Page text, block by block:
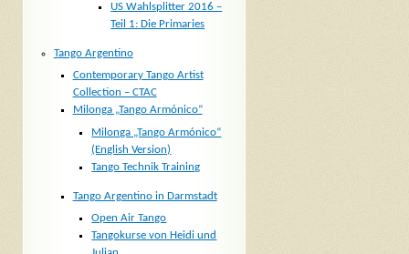
US Wahlsplitter 2016 –
Teil 1: Die Primaries
Tango Argentino
Contemporary Tango Artist
Collection – CTAC
Milonga „Tango Armónico“
Milonga „Tango Armónico“
(English Version)
Tango Technik Training
Tango Argentino in Darmstadt
Open Air Tango
Tangokurse von Heidi und